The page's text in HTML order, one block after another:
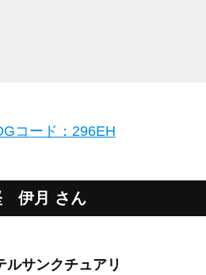
コード：296EH
伊月 さん
ルサンクチュアリ